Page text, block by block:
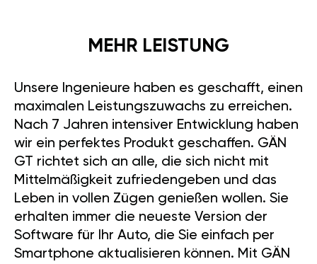
MEHR LEISTUNG
Unsere Ingenieure haben es geschafft, einen
maximalen Leistungszuwachs zu erreichen.
Nach 7 Jahren intensiver Entwicklung haben
wir ein perfektes Produkt geschaffen. GÄN
GT richtet sich an alle, die sich nicht mit
Mittelmäßigkeit zufriedengeben und das
Leben in vollen Zügen genießen wollen. Sie
erhalten immer die neueste Version der
Software für Ihr Auto, die Sie einfach per
Smartphone aktualisieren können. Mit GÄN